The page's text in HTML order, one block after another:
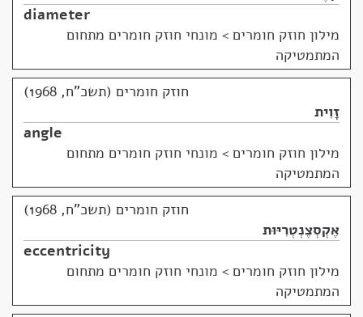
diameter
מילון חוזק חומרים > מונחי חוזק חומרים מתחום
המתמטיקה
חוזק חומרים (תשכ"ח, 1968)
זָוִית
angle
מילון חוזק חומרים > מונחי חוזק חומרים מתחום
המתמטיקה
חוזק חומרים (תשכ"ח, 1968)
אֶקְסְצֶנְטְרִיּוּת
eccentricity
מילון חוזק חומרים > מונחי חוזק חומרים מתחום
המתמטיקה